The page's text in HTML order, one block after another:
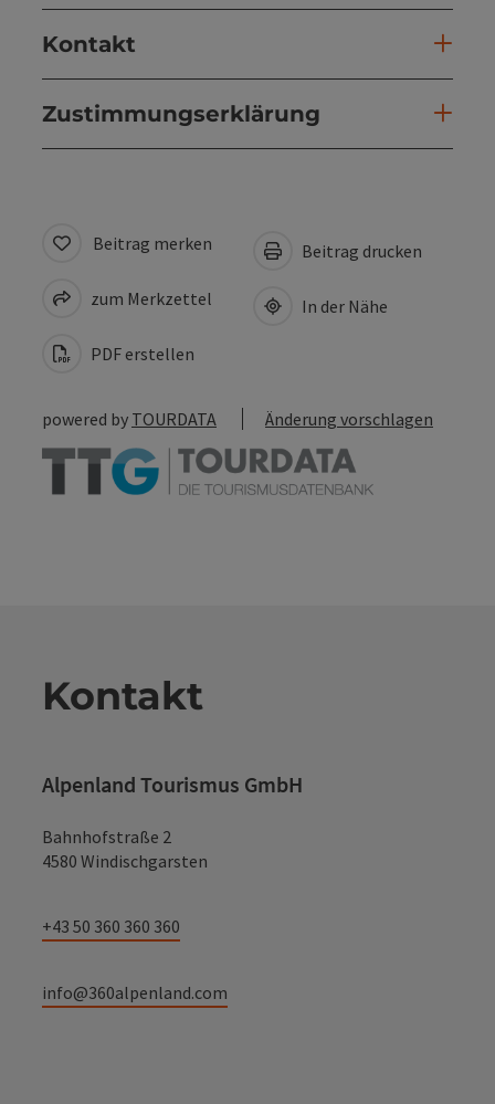
Kontakt
Zustimmungserklärung
Beitrag merken
zum Merkzettel
PDF erstellen
Beitrag drucken
In der Nähe
powered by TOURDATA Änderung vorschlagen
Kontakt
Alpenland Tourismus GmbH
Bahnhofstraße 2
4580 Windischgarsten
+43 50 360 360 360
info@360alpenland.com